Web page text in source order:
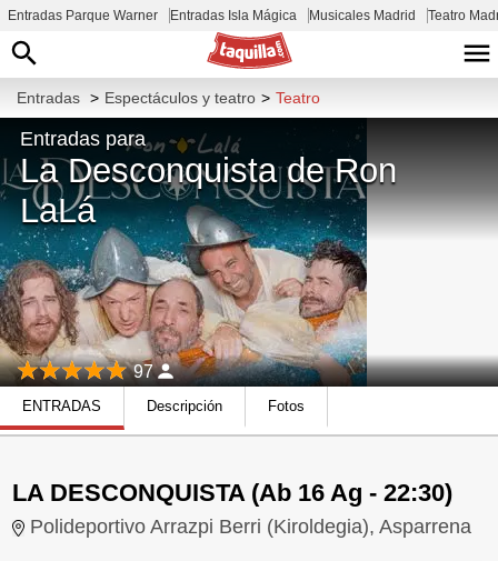
Entradas Parque Warner Entradas Isla Mágica Musicales Madrid Teatro
Entradas > Espectáculos y teatro > Teatro
Entradas para
La Desconquista de Ron
LaLá
97
ENTRADAS Descripción Fotos
LA DESCONQUISTA (Ab 16 Ag - 22:30)
Polideportivo Arrazpi Berri (Kiroldegia), Asparrena